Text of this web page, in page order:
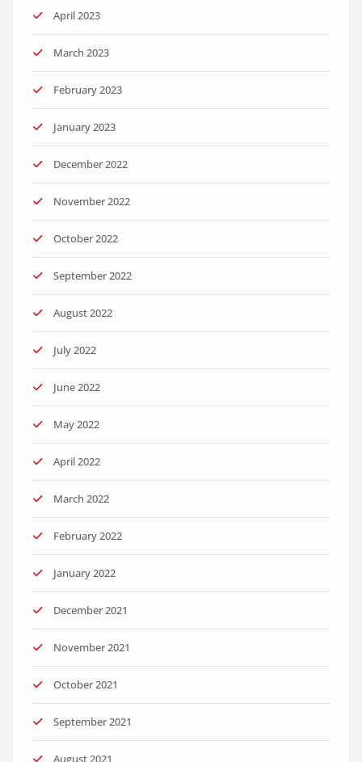
April 2023
March 2023
February 2023
January 2023
December 2022
November 2022
October 2022
September 2022
August 2022
July 2022
June 2022
May 2022
April 2022
March 2022
February 2022
January 2022
December 2021
November 2021
October 2021
September 2021
August 2021